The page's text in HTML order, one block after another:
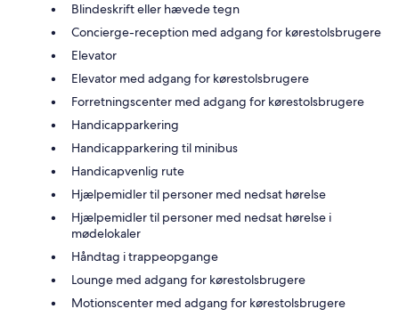
Blindeskrift eller hævede tegn
Concierge-reception med adgang for kørestolsbrugere
Elevator
Elevator med adgang for kørestolsbrugere
Forretningscenter med adgang for kørestolsbrugere
Handicapparkering
Handicapparkering til minibus
Handicapvenlig rute
Hjælpemidler til personer med nedsat hørelse
Hjælpemidler til personer med nedsat hørelse i
mødelokaler
Håndtag i trappeopgange
Lounge med adgang for kørestolsbrugere
Motionscenter med adgang for kørestolsbrugere